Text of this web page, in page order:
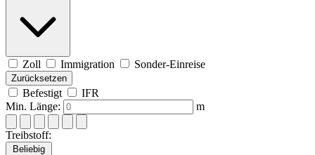
Zoll Immigration Sonder-Einreise
Zurücksetzen
Befestigt
IFR
Min. Länge:
m
Treibstoff:
Beliebig